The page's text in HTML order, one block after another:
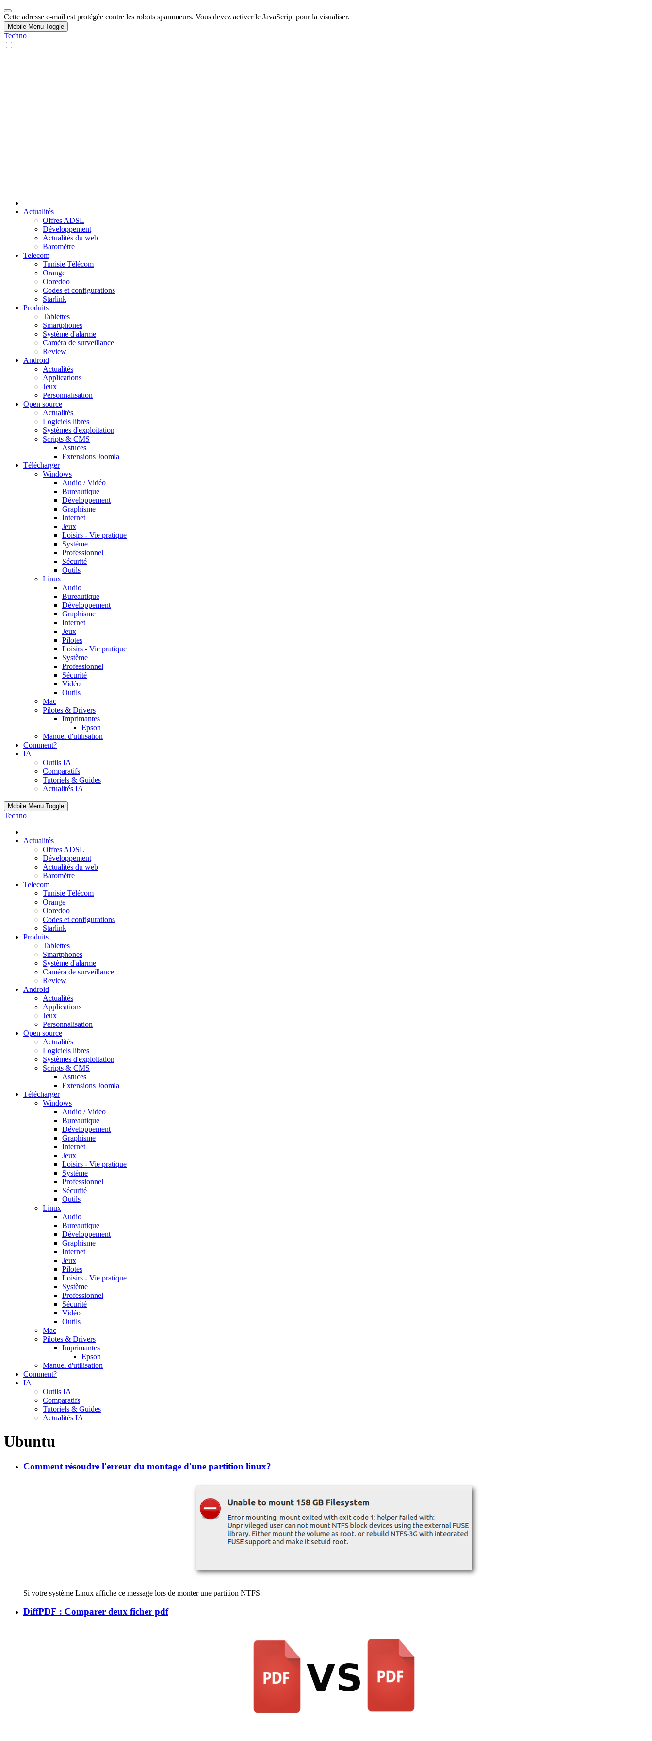
Cette adresse e-mail est protégée contre les robots spammeurs. Vous devez activer le JavaScript pour la visualiser.
Mobile Menu Toggle
Techno
Actualités
Offres ADSL
Développement
Actualités du web
Baromètre
Telecom
Tunisie Télécom
Orange
Ooredoo
Codes et configurations
Starlink
Produits
Tablettes
Smartphones
Système d'alarme
Caméra de surveillance
Review
Android
Actualités
Applications
Jeux
Personnalisation
Open source
Actualités
Logiciels libres
Systèmes d'exploitation
Scripts & CMS
Astuces
Extensions Joomla
Télécharger
Windows
Audio / Vidéo
Bureautique
Développement
Graphisme
Internet
Jeux
Loisirs - Vie pratique
Système
Professionnel
Sécurité
Outils
Linux
Audio
Bureautique
Développement
Graphisme
Internet
Jeux
Pilotes
Loisirs - Vie pratique
Système
Professionnel
Sécurité
Vidéo
Outils
Mac
Pilotes & Drivers
Imprimantes
Epson
Manuel d'utilisation
Comment?
IA
Outils IA
Comparatifs
Tutoriels & Guides
Actualités IA
Mobile Menu Toggle
Techno
Actualités
Offres ADSL
Développement
Actualités du web
Baromètre
Telecom
Tunisie Télécom
Orange
Ooredoo
Codes et configurations
Starlink
Produits
Tablettes
Smartphones
Système d'alarme
Caméra de surveillance
Review
Android
Actualités
Applications
Jeux
Personnalisation
Open source
Actualités
Logiciels libres
Systèmes d'exploitation
Scripts & CMS
Astuces
Extensions Joomla
Télécharger
Windows
Audio / Vidéo
Bureautique
Développement
Graphisme
Internet
Jeux
Loisirs - Vie pratique
Système
Professionnel
Sécurité
Outils
Linux
Audio
Bureautique
Développement
Graphisme
Internet
Jeux
Pilotes
Loisirs - Vie pratique
Système
Professionnel
Sécurité
Vidéo
Outils
Mac
Pilotes & Drivers
Imprimantes
Epson
Manuel d'utilisation
Comment?
IA
Outils IA
Comparatifs
Tutoriels & Guides
Actualités IA
Ubuntu
Comment résoudre l'erreur du montage d'une partition linux?
Si votre système Linux affiche ce message lors de monter une partition NTFS:
DiffPDF : Comparer deux ficher pdf